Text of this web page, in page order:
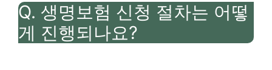
Q. 생명보험 신청 절차는 어떻
게 진행되나요?